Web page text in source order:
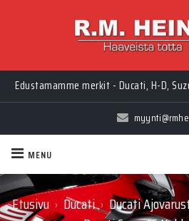
Myynti Ma-Pe 10-18, La 10-14,
Edustamamme merkit - Ducati, H-D,
MENU
Etusivu › Ducati › Ducati